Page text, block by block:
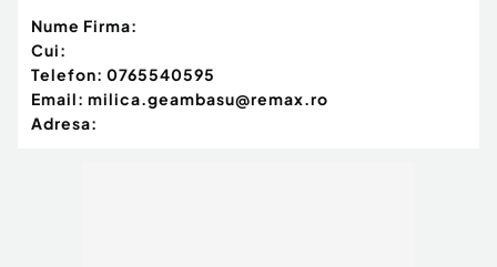
Nume Firma:
Cui:
Telefon: 0765540595
Email: milica.geambasu@remax.ro
Adresa: